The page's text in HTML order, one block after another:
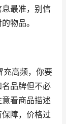
最准，别信
物品。
充高频，你要
品牌但不必
看商品描述
障，价格过